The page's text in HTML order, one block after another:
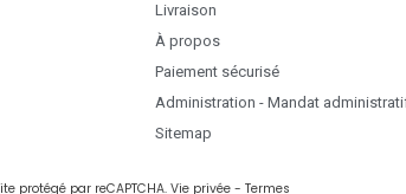
Livraison
À propos
Paiement sécurisé
Administration - Mandat
Sitemap
protégé par reCAPTCHA.Vie privée - Termes